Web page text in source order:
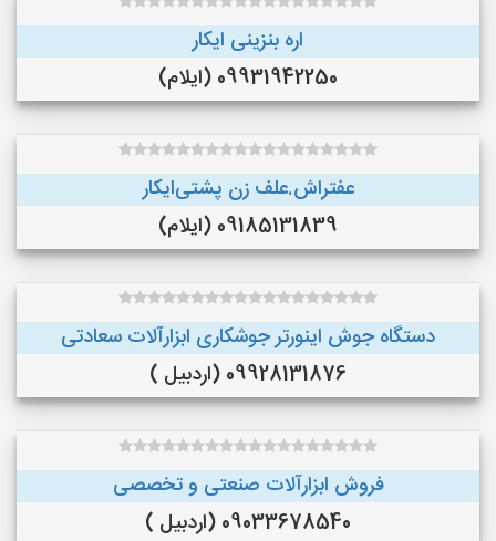
اره بنزینی ایکار
09931942250 (ایلام)
عفتراش.علف زن پشتی‌ایکار
09185131839 (ایلام)
دستگاه جوش اینورتر جوشکاری ابزارآلات سعادتی
09928131876 (اردبیل )
فروش ابزارآلات صنعتی و تخصصی
09033678540 (اردبیل )